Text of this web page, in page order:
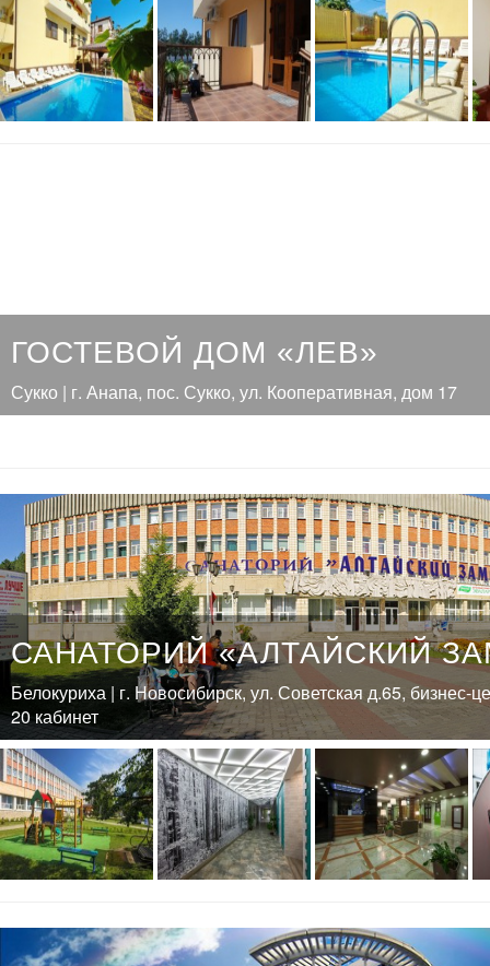
ГОСТЕВОЙ ДОМ «ЛЕВ»
Сукко | г. Анапа, пос. Сукко, ул. Кооперативная, дом 17
САНАТОРИЙ «АЛТАЙСКИЙ
Белокуриха | г. Новосибирск, ул. Советская д.65, бизнес-
20 кабинет